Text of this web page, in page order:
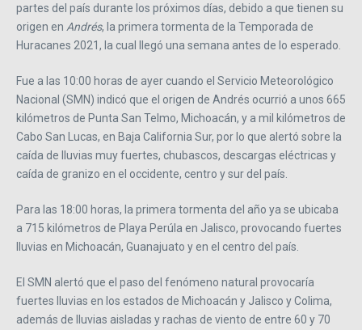
partes del país durante los próximos días, debido a que tienen su
origen en Andrés, la primera tormenta de la Temporada de
Huracanes 2021, la cual llegó una semana antes de lo esperado.
Fue a las 10:00 horas de ayer cuando el Servicio Meteorológico
Nacional (SMN) indicó que el origen de Andrés ocurrió a unos 665
kilómetros de Punta San Telmo, Michoacán, y a mil kilómetros de
Cabo San Lucas, en Baja California Sur, por lo que alertó sobre la
caída de lluvias muy fuertes, chubascos, descargas eléctricas y
caída de granizo en el occidente, centro y sur del país.
Para las 18:00 horas, la primera tormenta del año ya se ubicaba
a 715 kilómetros de Playa Perúla en Jalisco, provocando fuertes
lluvias en Michoacán, Guanajuato y en el centro del país.
El SMN alertó que el paso del fenómeno natural provocaría
fuertes lluvias en los estados de Michoacán y Jalisco y Colima,
además de lluvias aisladas y rachas de viento de entre 60 y 70